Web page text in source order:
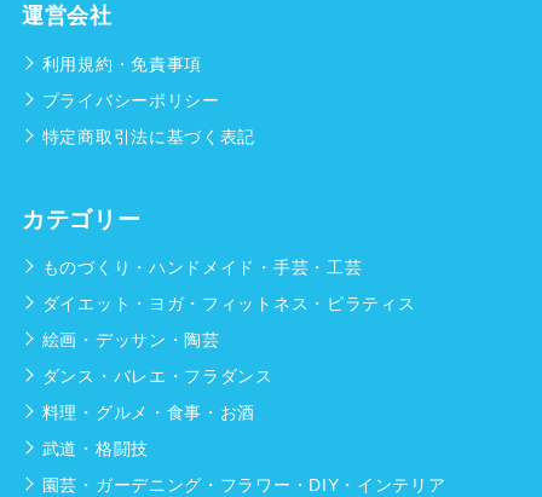
運営会社
利用規約・免責事項
プライバシーポリシー
特定商取引法に基づく表記
カテゴリー
ものづくり・ハンドメイド・手芸・工芸
ダイエット・ヨガ・フィットネス・ピラティス
絵画・デッサン・陶芸
ダンス・バレエ・フラダンス
料理・グルメ・食事・お酒
武道・格闘技
園芸・ガーデニング・フラワー・DIY・インテリア